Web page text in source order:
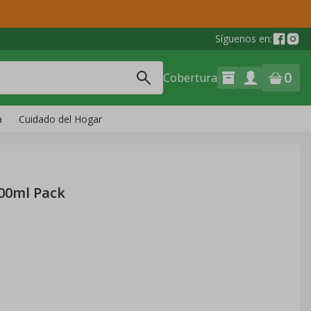
Síguenos en:
Cobertura 0
Cuidado del Hogar
Pack